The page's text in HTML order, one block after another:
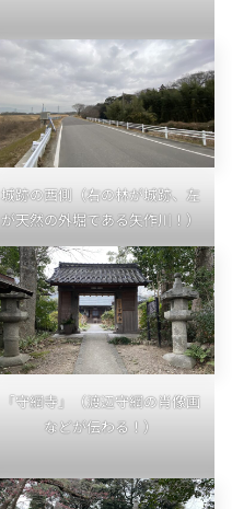
城跡の西側（右の林が城跡、左
が天然の外堀である矢作川！）
「守綱寺」（渡辺守綱の肖像画
などが伝わる！）